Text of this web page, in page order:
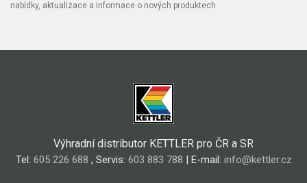
nabídky, aktualizace a informace o nových produktech.
Výhradní distributor KETTLER pro ČR a SR
Tel: 605 226 688 , Servis: 603 883 788 | E-mail: info@kettler.cz